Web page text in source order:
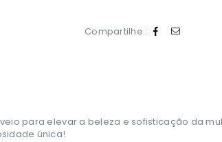
Compartilhe :
para elevar a beleza e sofisticação da
única!